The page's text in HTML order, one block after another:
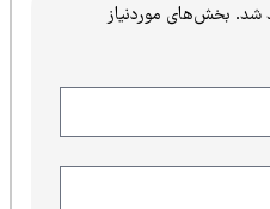
بخش‌های موردنیاز